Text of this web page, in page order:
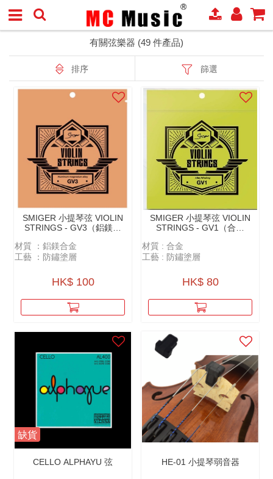
有關弦樂器 (49 件產品)
排序 篩選
SMIGER 小提琴弦 VIOLIN
STRINGS - GV3（鋁鎂合
MAGNESIUM ALLOY）
材質 ：鋁鎂合金
⼯藝 ：防鏽塗層
HK$ 100
SMIGER 小提琴弦 VIOLIN
STRINGS - GV1（合金
材質 : 合金
工藝 : 防鏽塗層
HK$ 80
缺貨
CELLO ALPHAYU 弦 HE-01 小提琴弱音器